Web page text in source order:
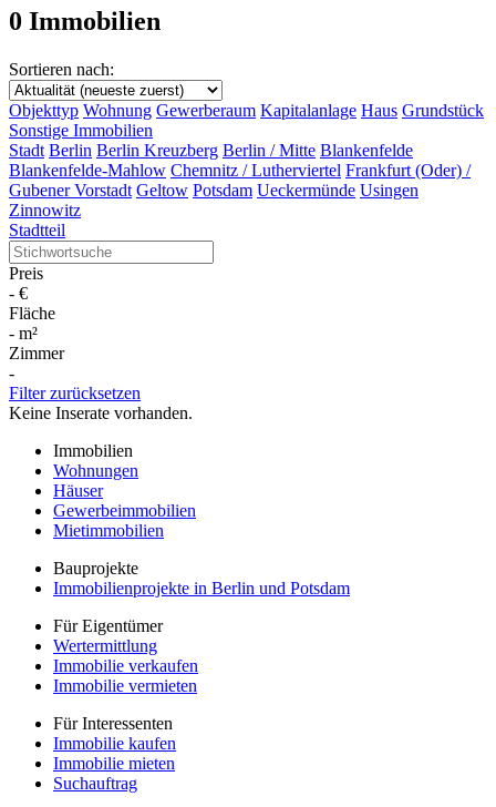
0 Immobilien
Sortieren nach:
Objekttyp Wohnung Gewerberaum Kapitalanlage Haus Grundstück
Sonstige Immobilien
Stadt Berlin Berlin Kreuzberg Berlin / Mitte Blankenfelde
Blankenfelde-Mahlow Chemnitz / Lutherviertel Frankfurt (Oder) /
Gubener Vorstadt Geltow Potsdam Ueckermünde Usingen
Zinnowitz
Stadtteil
Preis
- €
Fläche
- m²
Zimmer
-
Filter zurücksetzen
Keine Inserate vorhanden.
Immobilien
Wohnungen
Häuser
Gewerbeimmobilien
Mietimmobilien
Bauprojekte
Immobilienprojekte in Berlin und Potsdam
Für Eigentümer
Wertermittlung
Immobilie verkaufen
Immobilie vermieten
Für Interessenten
Immobilie kaufen
Immobilie mieten
Suchauftrag